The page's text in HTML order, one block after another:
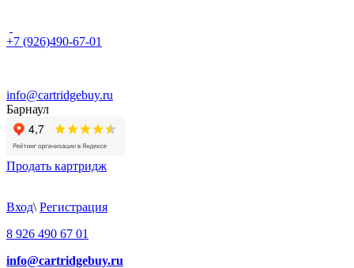
+7 (926)490-67-01
info@cartridgebuy.ru
Барнаул
Продать картридж
Вход\ Регистрация
8 926 490 67 01
info@cartridgebuy.ru